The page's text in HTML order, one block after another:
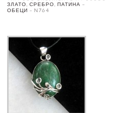
ЗЛАТО, СРЕБРО, ПАТИНА –
ОБЕЦИ – N764